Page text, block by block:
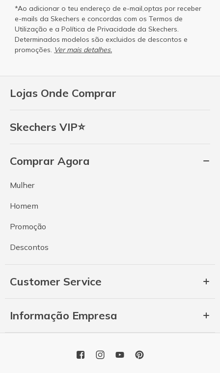
Lojas Onde Comprar
Skechers VIP⭐
Comprar Agora
Mulher
Homem
Promoção
Descontos
Customer Service
Informação Empresa
*Ao adicionar o teu endereço de e-mail,optas por receber
e-mails da Skechers e concordas com os Termos de
Utilização e a Política de Privacidade da Skechers.
Determinados modelos são excluidos de descontos e
promoções. Ver mais detalhes.